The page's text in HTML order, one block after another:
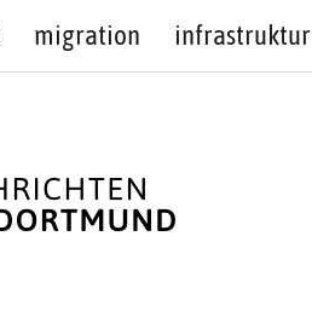
migration infrastruktur